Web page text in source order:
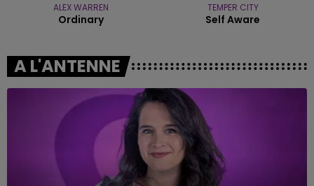
ALEX WARREN
Ordinary
TEMPER CITY
Self Aware
A L'ANTENNE